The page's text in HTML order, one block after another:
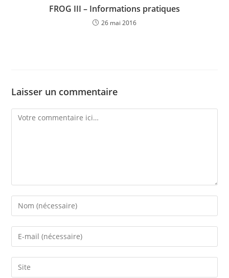
FROG III – Informations pratiques
26 mai 2016
Laisser un commentaire